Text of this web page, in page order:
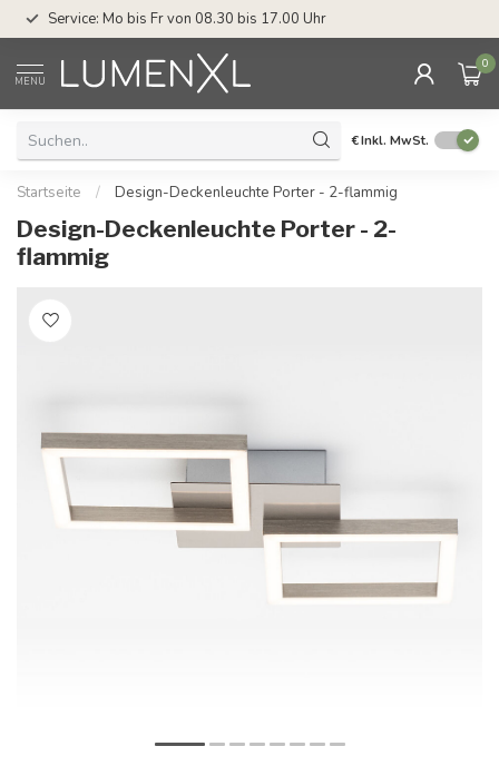
Service: Mo bis Fr von 08.30 bis 17.00 Uhr
MENU
0
€Inkl. MwSt.
Startseite / Design-Deckenleuchte Porter - 2-flammig
Design-Deckenleuchte Porter - 2-
flammig